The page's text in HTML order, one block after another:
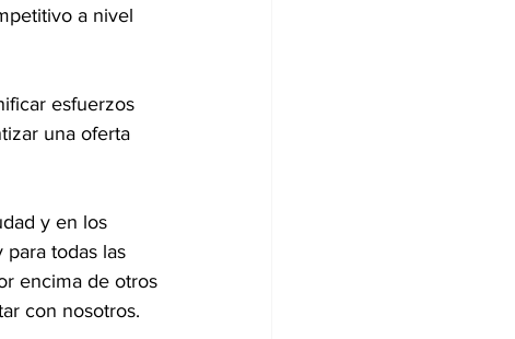
a nivel
esfuerzos
una oferta
y en los
todas las
encima de otros
con nosotros.